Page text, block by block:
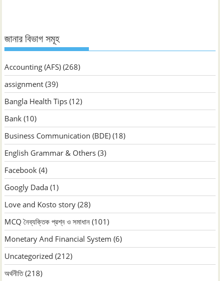
জানার বিভাগ সমূহ
Accounting (AFS) (268)
assignment (39)
Bangla Health Tips (12)
Bank (10)
Business Communication (BDE) (18)
English Grammar & Others (3)
Facebook (4)
Googly Dada (1)
Love and Kosto story (28)
MCQ নৈব্যক্তিক প্রশ্ন ও সমাধান (101)
Monetary And Financial System (6)
Uncategorized (212)
অর্থনীতি(218)